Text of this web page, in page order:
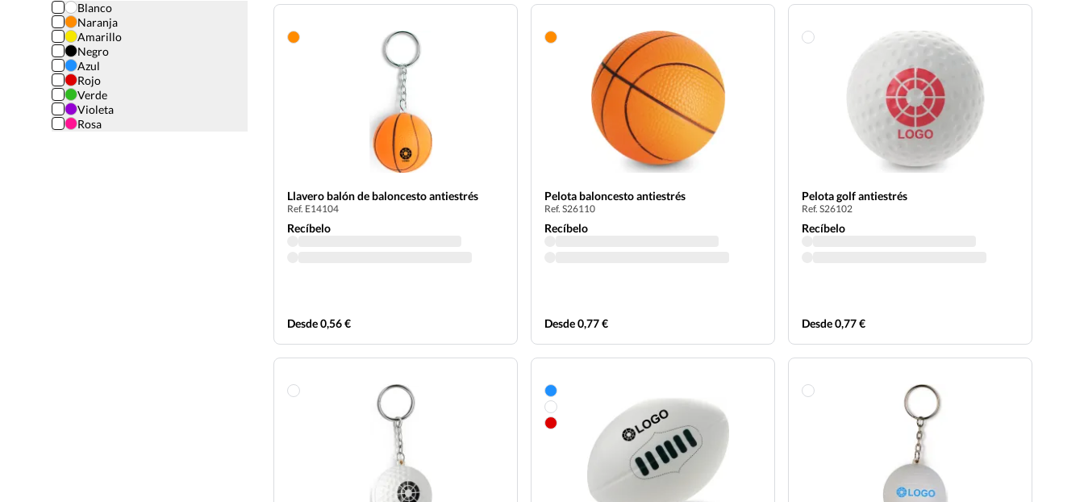
Blanco
Naranja
Amarillo
Negro
Azul
Rojo
Verde
Violeta
Rosa
Llavero balón de baloncesto antiestrés
Ref. E14104
Recíbelo
Desde 0,56 €
Pelota baloncesto antiestrés
Ref. S26110
Recíbelo
Desde 0,77 €
Pelota golf antiestrés
Ref. S26102
Recíbelo
Desde 0,77 €